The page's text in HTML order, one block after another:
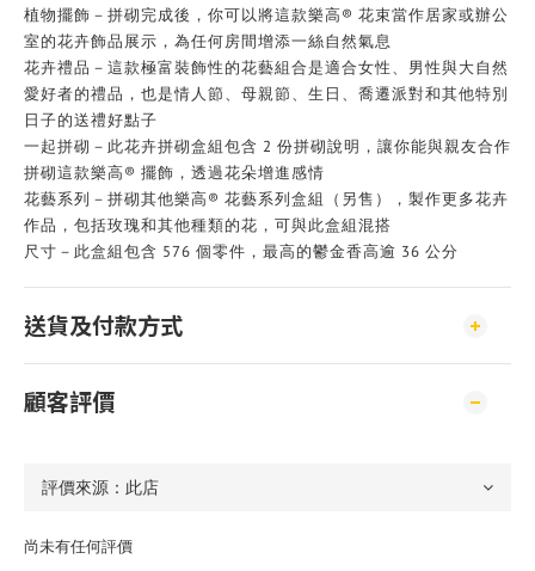
植物擺飾－拼砌完成後，你可以將這款樂高® 花束當作居家或辦公
室的花卉飾品展示，為任何房間增添一絲自然氣息
花卉禮品－這款極富裝飾性的花藝組合是適合女性、男性與大自然
愛好者的禮品，也是情人節、母親節、生日、喬遷派對和其他特別
日子的送禮好點子
一起拼砌－此花卉拼砌盒組包含 2 份拼砌說明，讓你能與親友合作
拼砌這款樂高® 擺飾，透過花朵增進感情
花藝系列－拼砌其他樂高® 花藝系列盒組（另售），製作更多花卉
作品，包括玫瑰和其他種類的花，可與此盒組混搭
尺寸－此盒組包含 576 個零件，最高的鬱金香高逾 36 公分
送貨及付款方式
顧客評價
尚未有任何評價